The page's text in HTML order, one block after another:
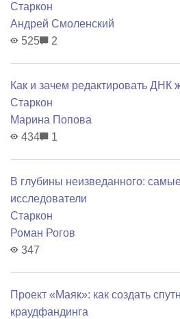
Старкон
Андрей Смоленский
525
2
Как и зачем редактировать ДНК
Старкон
Марина Попова
434
1
В глубины неизведанного:
исследователи
Старкон
Роман Рогов
347
Проект «Маяк»: как создать
краудфандинга